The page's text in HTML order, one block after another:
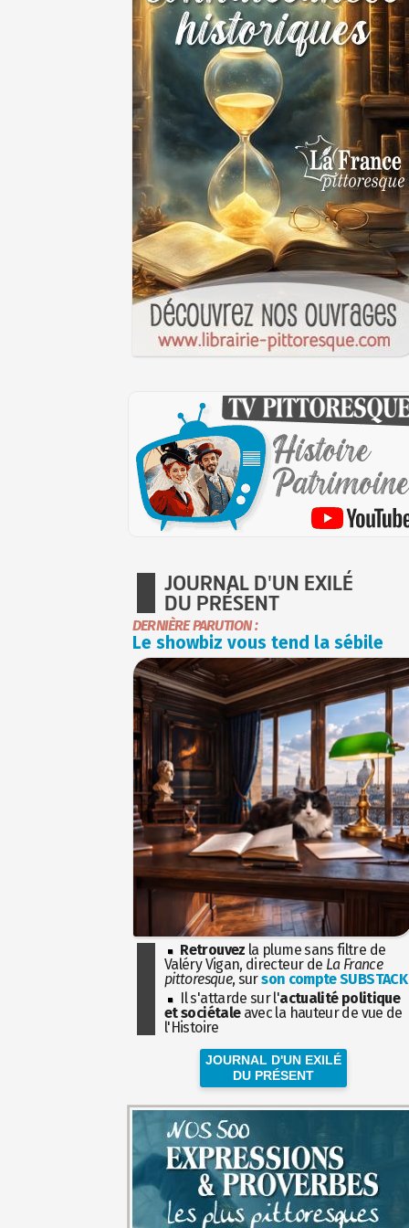
JOURNAL D'UN EXILÉ
DU PRÉSENT
DERNIÈRE PARUTION :
Le showbiz vous tend la sébile
Retrouvez la plume sans filtre de
Valéry Vigan, directeur de La France
pittoresque, surson compte SUBSTACK
Il s'attarde sur l'actualité politique
et sociétaleavec la hauteur de vue de
l'Histoire
JOURNAL D'UN EXILÉ
DU PRÉSENT